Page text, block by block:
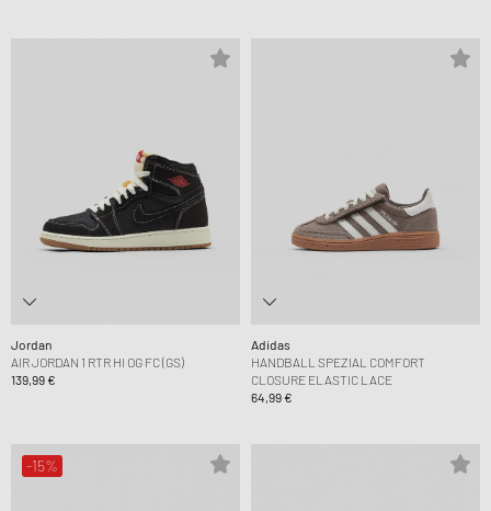
Jordan
AIR JORDAN 1 RTR HI OG FC (GS)
139,99 €
Adidas
HANDBALL SPEZIAL COMFORT
CLOSURE ELASTIC LACE
64,99 €
-15%